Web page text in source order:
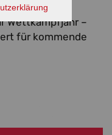
einen
Wettkampfjahr –
für kommende